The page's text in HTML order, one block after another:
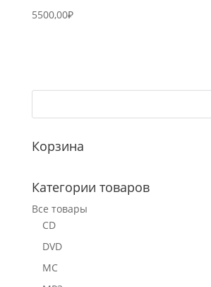
5500,00₽
Корзина
Категории товаров
Все товары
CD
DVD
MC